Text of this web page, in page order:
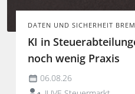
DATEN UND SICHERHEIT
KI in
noch wenig Praxis
06.08.26